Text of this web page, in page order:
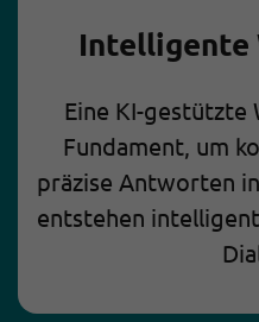
Intelligente
Eine KI-gestützte
Fundament, um
präzise Antworten
entstehen